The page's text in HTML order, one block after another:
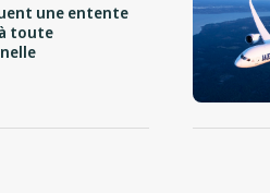
une entente
toute